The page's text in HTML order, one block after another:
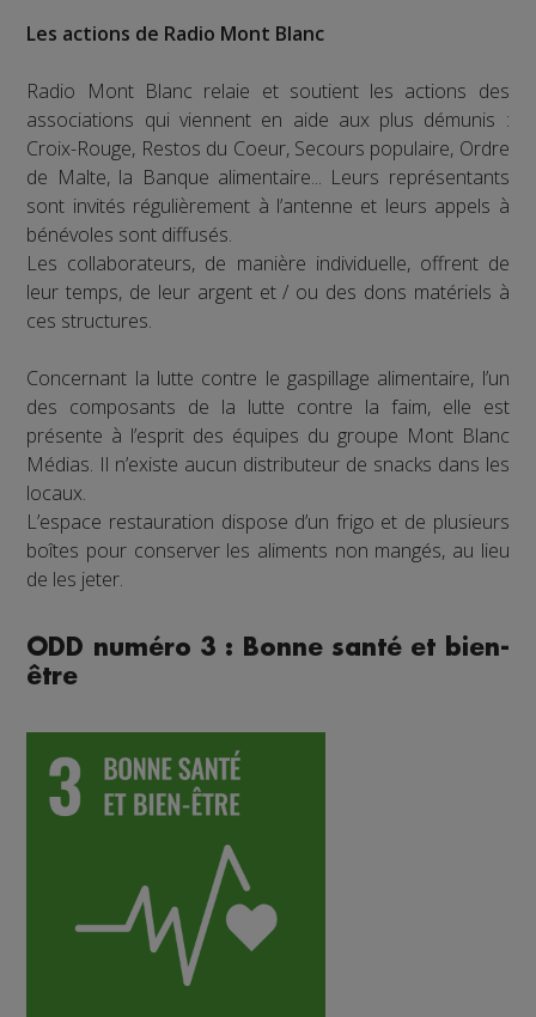
Les actions de Radio Mont Blanc
Radio Mont Blanc relaie et soutient les actions des
associations qui viennent en aide aux plus démunis :
Croix-Rouge, Restos du Coeur, Secours populaire, Ordre
de Malte, la Banque alimentaire... Leurs représentants
sont invités régulièrement à l’antenne et leurs appels à
bénévoles sont diffusés.
Les collaborateurs, de manière individuelle, offrent de
leur temps, de leur argent et / ou des dons matériels à
ces structures.
Concernant la lutte contre le gaspillage alimentaire, l’un
des composants de la lutte contre la faim, elle est
présente à l’esprit des équipes du groupe Mont Blanc
Médias. Il n’existe aucun distributeur de snacks dans les
locaux.
L’espace restauration dispose d’un frigo et de plusieurs
boîtes pour conserver les aliments non mangés, au lieu
de les jeter.
ODD numéro 3 : Bonne santé et bien-
être